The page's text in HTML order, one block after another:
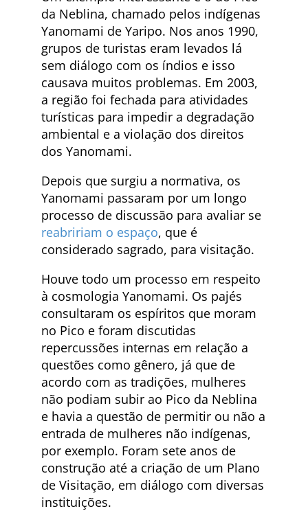
da Neblina, chamado pelos indígenas
Yanomami de Yaripo. Nos anos 1990,
grupos de turistas eram levados lá
sem diálogo com os índios e isso
causava muitos problemas. Em 2003,
a região foi fechada para atividades
turísticas para impedir a degradação
ambiental e a violação dos direitos
dos Yanomami.
Depois que surgiu a normativa, os
Yanomami passaram por um longo
processo de discussão para avaliar se
reabririam o espaço, que é
considerado sagrado, para visitação.
Houve todo um processo em respeito
à cosmologia Yanomami. Os pajés
consultaram os espíritos que moram
no Pico e foram discutidas
repercussões internas em relação a
questões como gênero, já que de
acordo com as tradições, mulheres
não podiam subir ao Pico da Neblina
e havia a questão de permitir ou não a
entrada de mulheres não indígenas,
por exemplo. Foram sete anos de
construção até a criação de um Plano
de Visitação, em diálogo com diversas
instituições.